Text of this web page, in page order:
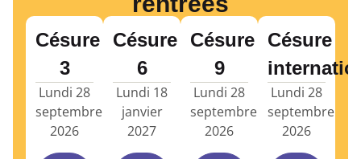
Césure
3
Lundi 28
septembre
2026
Césure
6
Lundi 18
janvier
2027
Césure
9
Lundi 28
septembre
2026
Césure
Lundi 28
septembre
2026